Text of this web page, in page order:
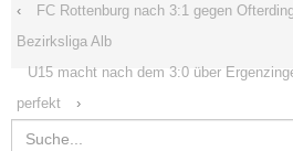
‹
FC Rottenburg nach 3:1 gegen
Bezirksliga Alb
U15 macht nach dem 3:0 über
perfekt
›
Search
for: